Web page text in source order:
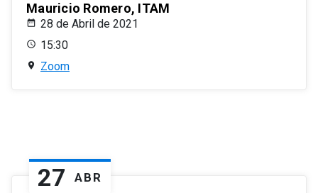
Mauricio Romero, ITAM
28 de Abril de 2021
15:30
Zoom
27 ABR